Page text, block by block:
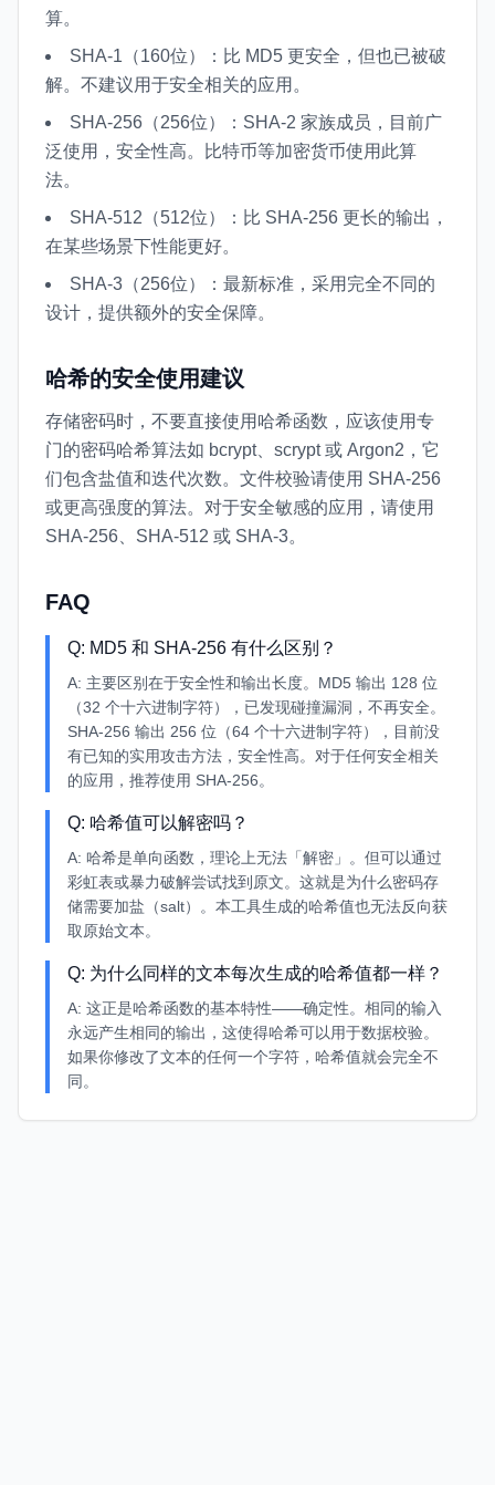
算。
SHA-1（160位）：比 MD5 更安全，但也已被破
解。不建议用于安全相关的应用。
SHA-256（256位）：SHA-2 家族成员，目前广
泛使用，安全性高。比特币等加密货币使用此算
法。
SHA-512（512位）：比 SHA-256 更长的输出，
在某些场景下性能更好。
SHA-3（256位）：最新标准，采用完全不同的
设计，提供额外的安全保障。
哈希的安全使用建议
存储密码时，不要直接使用哈希函数，应该使用专
门的密码哈希算法如 bcrypt、scrypt 或 Argon2，它
们包含盐值和迭代次数。文件校验请使用 SHA-256
或更高强度的算法。对于安全敏感的应用，请使用
SHA-256、SHA-512 或 SHA-3。
FAQ
Q: MD5 和 SHA-256 有什么区别？
A: 主要区别在于安全性和输出长度。MD5 输出 128 位
（32 个十六进制字符），已发现碰撞漏洞，不再安全。
SHA-256 输出 256 位（64 个十六进制字符），目前没
有已知的实用攻击方法，安全性高。对于任何安全相关
的应用，推荐使用 SHA-256。
Q: 哈希值可以解密吗？
A: 哈希是单向函数，理论上无法「解密」。但可以通过
彩虹表或暴力破解尝试找到原文。这就是为什么密码存
储需要加盐（salt）。本工具生成的哈希值也无法反向获
取原始文本。
Q: 为什么同样的文本每次生成的哈希值都一样？
A: 这正是哈希函数的基本特性——确定性。相同的输入
永远产生相同的输出，这使得哈希可以用于数据校验。
如果你修改了文本的任何一个字符，哈希值就会完全不
同。